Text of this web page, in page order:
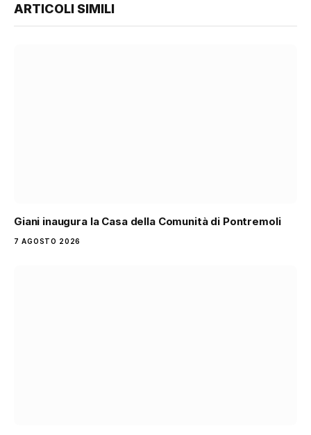
ARTICOLI SIMILI
Giani inaugura la Casa della Comunità di Pontremoli
7 AGOSTO 2026